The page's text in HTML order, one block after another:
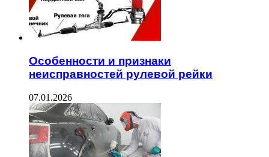
Особенности и признаки
неисправностей рулевой рейки
07.01.2026